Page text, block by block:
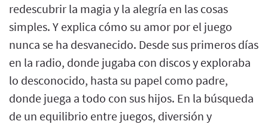
redescubrir la magia y la alegría en las cosas
simples. Y explica cómo su amor por el juego
nunca se ha desvanecido. Desde sus primeros días
en la radio, donde jugaba con discos y exploraba
lo desconocido, hasta su papel como padre,
donde juega a todo con sus hijos. En la búsqueda
de un equilibrio entre juegos, diversión y